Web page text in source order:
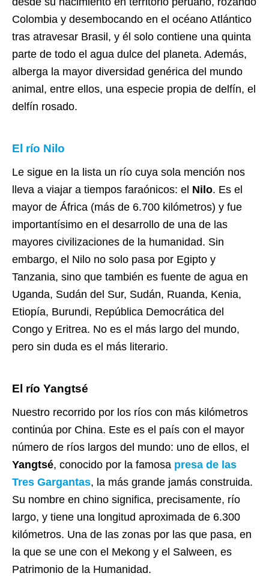
Colombia y desembocando en el océano Atlántico
tras atravesar Brasil, y él solo contiene una quinta
parte de todo el agua dulce del planeta. Además,
alberga la mayor diversidad genérica del mundo
animal, entre ellos, una especie propia de delfín, el
delfín rosado.
El río Nilo
Le sigue en la lista un río cuya sola mención nos
lleva a viajar a tiempos faraónicos: el Nilo. Es el
mayor de África (más de 6.700 kilómetros) y fue
importantísimo en el desarrollo de una de las
mayores civilizaciones de la humanidad. Sin
embargo, el Nilo no solo pasa por Egipto y
Tanzania, sino que también es fuente de agua en
Uganda, Sudán del Sur, Sudán, Ruanda, Kenia,
Etiopía, Burundi, República Democrática del
Congo y Eritrea. No es el más largo del mundo,
pero sin duda es el más literario.
El río Yangtsé
Nuestro recorrido por los ríos con más kilómetros
continúa por China. Este es el país con el mayor
número de ríos largos del mundo: uno de ellos, el
Yangtsé, conocido por la famosa presa de las
Tres Gargantas, la más grande jamás construida.
Su nombre en chino significa, precisamente, río
largo, y tiene una longitud aproximada de 6.300
kilómetros. Una de las zonas por las que pasa, en
la que se une con el Mekong y el Salween, es
Patrimonio de la Humanidad.